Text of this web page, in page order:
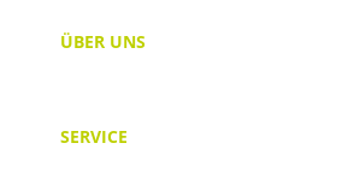
ÜBER UNS
SERVICE